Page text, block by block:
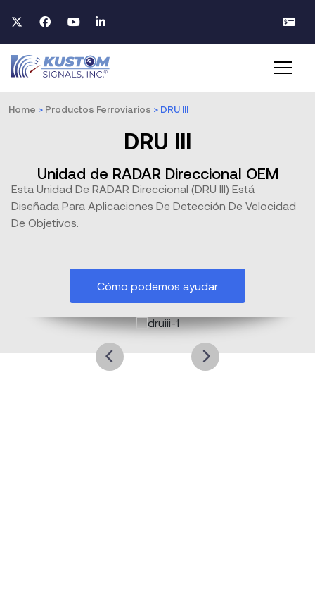
Home > Productos Ferroviarios > DRU III
DRU III
Unidad de RADAR Direccional OEM
Esta Unidad De RADAR Direccional (DRU III) Está
Diseñada Para Aplicaciones De Detección De Velocidad
De Objetivos.
Cómo podemos ayudar